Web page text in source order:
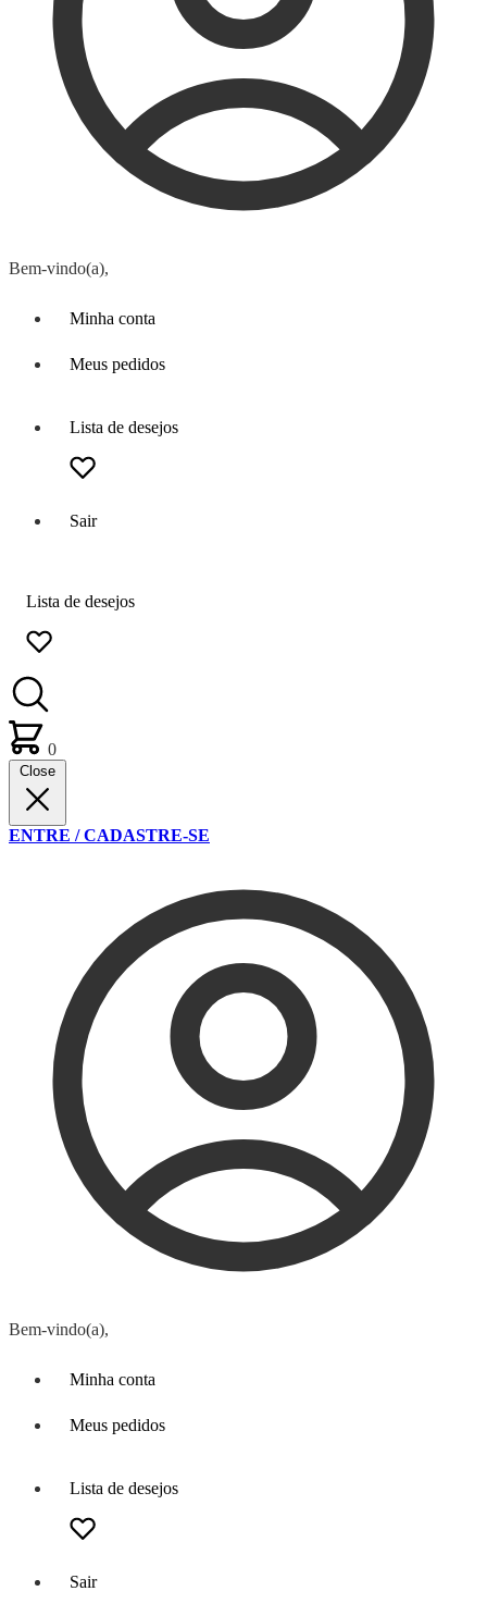
Bem-vindo(a),
Minha conta
Meus pedidos
Lista de desejos
Sair
Lista de desejos
0
Close
ENTRE / CADASTRE-SE
Bem-vindo(a),
Minha conta
Meus pedidos
Lista de desejos
Sair